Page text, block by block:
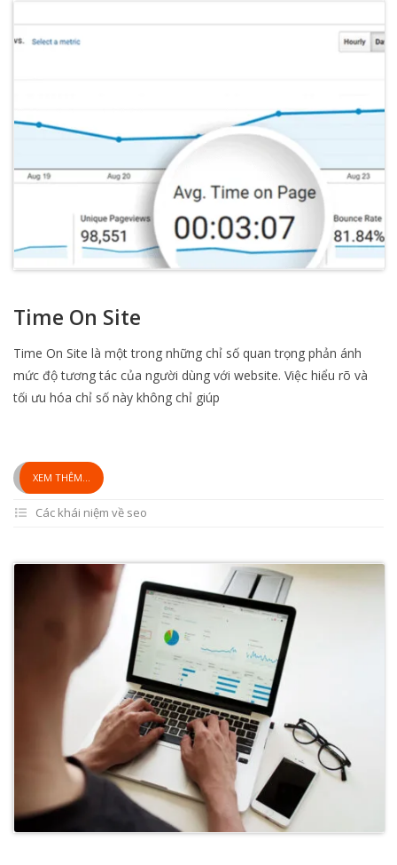
Time On Site
Time On Site là một trong những chỉ số quan trọng phản ánh
mức độ tương tác của người dùng với website. Việc hiểu rõ và
tối ưu hóa chỉ số này không chỉ giúp
XEM THÊM...
Các khái niệm về seo